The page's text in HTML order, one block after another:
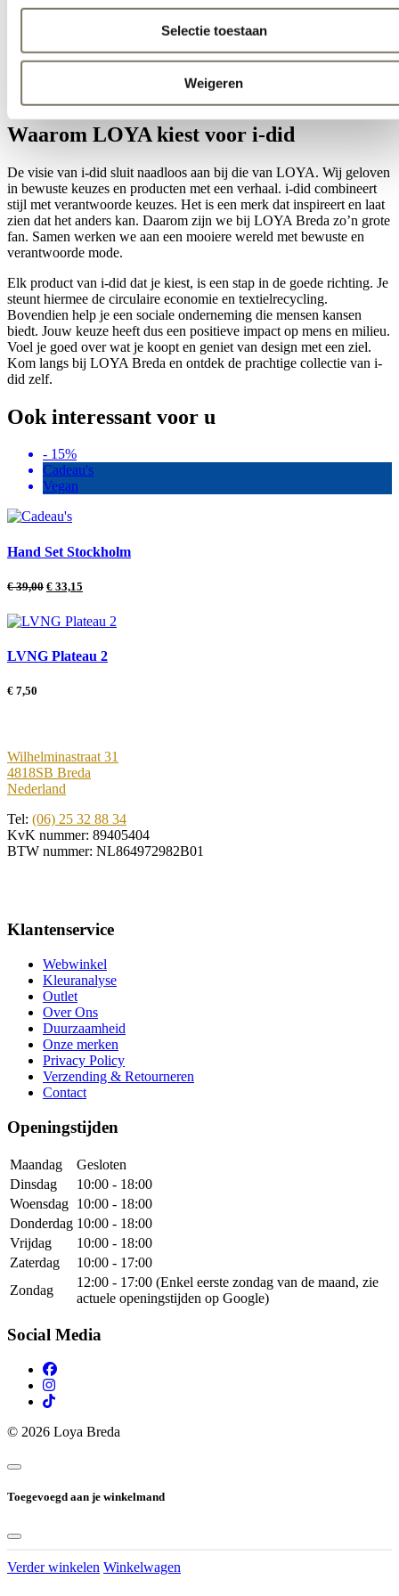
Selectie toestaan
Weigeren
Stijlvolle i-did laptophoezen
Decoratieve onderzetters in diverse kleuren
Waarom LOYA kiest voor i-did
De visie van i-did sluit naadloos aan bij die van LOYA. Wij geloven
in bewuste keuzes en producten met een verhaal. i-did combineert
stijl met verantwoorde keuzes. Het is een merk dat inspireert en laat
zien dat het anders kan. Daarom zijn we bij LOYA Breda zo’n grote
fan. Samen werken we aan een mooiere wereld met bewuste en
verantwoorde mode.
Elk product van i-did dat je kiest, is een stap in de goede richting. Je
steunt hiermee de circulaire economie en textielrecycling.
Bovendien help je een sociale onderneming die mensen kansen
biedt. Jouw keuze heeft dus een positieve impact op mens en milieu.
Voel je goed over wat je koopt en geniet van design met een ziel.
Kom langs bij LOYA Breda en ontdek de prachtige collectie van i-
did zelf.
Ook interessant voor u
- 15%
Cadeau's
Vegan
Hand Set Stockholm
€39,00 € 33,15
LVNG Plateau 2
€ 7,50
Wilhelminastraat 31
4818SB Breda
Nederland
Tel: (06) 25 32 88 34
KvK nummer: 89405404
BTW nummer: NL864972982B01
Klantenservice
Webwinkel
Kleuranalyse
Outlet
Over Ons
Duurzaamheid
Onze merken
Privacy Policy
Verzending & Retourneren
Contact
Openingstijden
Maandag
Gesloten
Dinsdag
10:00 - 18:00
Woensdag 10:00 - 18:00
Donderdag 10:00 - 18:00
Vrijdag
10:00 - 18:00
Zaterdag
10:00 - 17:00
Zondag
12:00 - 17:00 (Enkel eerste zondag van de maand, zie
actuele openingstijden op Google)
Social Media
© 2026 Loya Breda
Toegevoegd aan je winkelmand
Verder winkelen Winkelwagen